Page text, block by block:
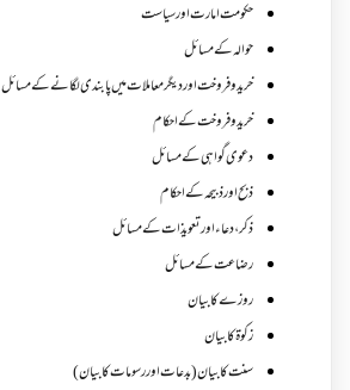
حکومت امارت اور سیاست
حوالہ کے مسائل
خرید و فروخت اور دیگر معاملات میں پابندی لگانے کے مسائل
خرید و فروخت کے احکام
دعوی گواہی کے مسائل
ذبح اور ذبیحہ کے احکام
ذکر،دعاء اور تعویذات کے مسائل
رضاعت کے مسائل
روزے کا بیان
زکوة کابیان
سنت کا بیان (بدعات اور رسومات کا بیان)